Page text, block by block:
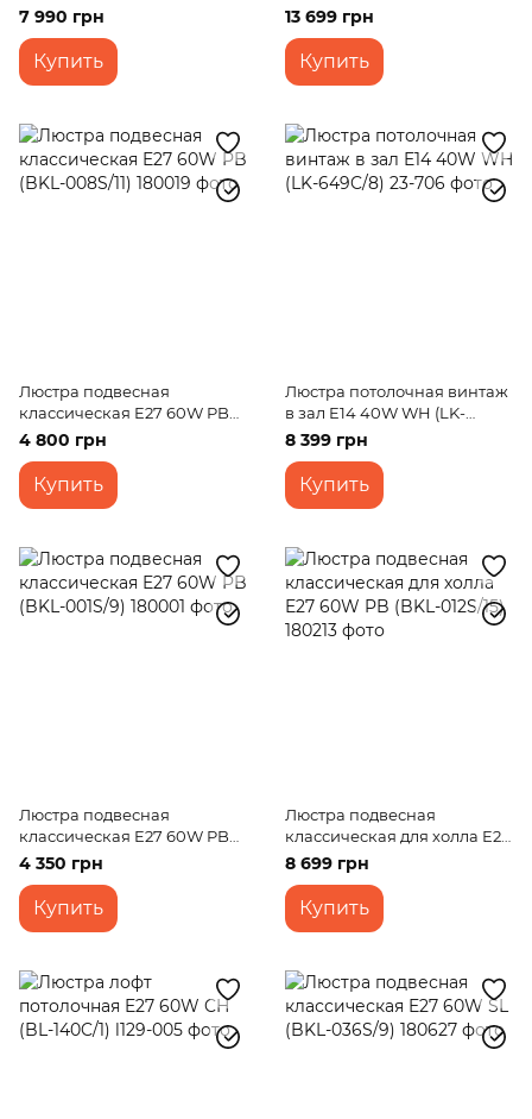
(BKL-021S/9)
7 990 грн
Купить
(BKL-037S/15)
13 699 грн
Купить
Люстра подвесная
классическая E27 60W PB
(BKL-008S/11)
4 800 грн
Купить
Люстра потолочная винтаж
в зал E14 40W WH (LK-
649C/8)
8 399 грн
Купить
Люстра подвесная
классическая E27 60W PB
(BKL-001S/9)
4 350 грн
Купить
Люстра подвесная
классическая для холла E27
60W PB (BKL-012S/15)
8 699 грн
Купить